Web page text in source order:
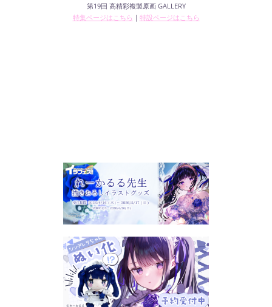
第19回 高精彩複製原画 GALLERY
特集ページはこちら ｜ 特設ページはこちら